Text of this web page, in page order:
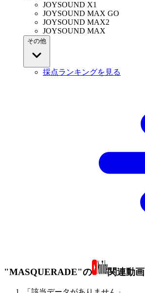
JOYSOUND X1
JOYSOUND MAX GO
JOYSOUND MAX2
JOYSOUND MAX
その他
採点ランキングを見る
"MASQUERADE"の 関連動画